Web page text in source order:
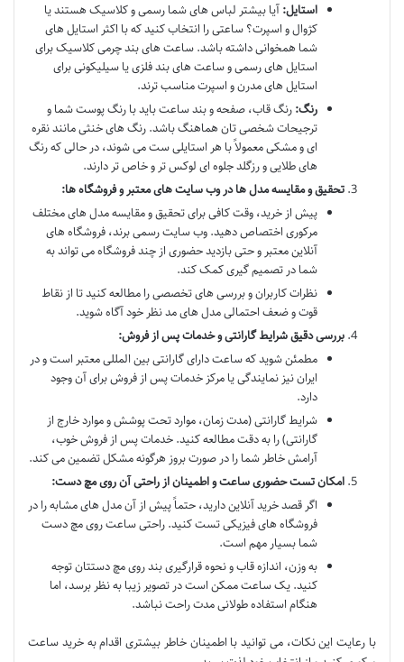
استایل: آیا بیشتر لباس های شما رسمی و کلاسیک هستند یا
کژوال و اسپرت؟ ساعتی را انتخاب کنید که با اکثر استایل های
شما همخوانی داشته باشد. ساعت های بند چرمی کلاسیک برای
استایل های رسمی و ساعت های بند فلزی یا سیلیکونی برای
استایل های مدرن و اسپرت مناسب ترند.
رنگ: رنگ قاب، صفحه و بند ساعت باید با رنگ پوست شما و
ترجیحات شخصی تان هماهنگ باشد. رنگ های خنثی مانند نقره
ای و مشکی معمولاً با هر استایلی ست می شوند، در حالی که رنگ
های طلایی و رزگلد جلوه ای لوکس تر و خاص تر دارند.
تحقیق و مقایسه مدل ها در وب سایت های معتبر و فروشگاه ها:
پیش از خرید، وقت کافی برای تحقیق و مقایسه مدل های مختلف
مرکوری اختصاص دهید. وب سایت رسمی برند، فروشگاه های
آنلاین معتبر و حتی بازدید حضوری از چند فروشگاه می تواند به
شما در تصمیم گیری کمک کند.
نظرات کاربران و بررسی های تخصصی را مطالعه کنید تا از نقاط
قوت و ضعف احتمالی مدل های مد نظر خود آگاه شوید.
بررسی دقیق شرایط گارانتی و خدمات پس از فروش:
مطمئن شوید که ساعت دارای گارانتی بین المللی معتبر است و در
ایران نیز نمایندگی یا مرکز خدمات پس از فروش برای آن وجود
دارد.
شرایط گارانتی (مدت زمان، موارد تحت پوشش و موارد خارج از
گارانتی) را به دقت مطالعه کنید. خدمات پس از فروش خوب،
آرامش خاطر شما را در صورت بروز هرگونه مشکل تضمین می کند.
امکان تست حضوری ساعت و اطمینان از راحتی آن روی مچ دست:
اگر قصد خرید آنلاین دارید، حتماً پیش از آن مدل های مشابه را در
فروشگاه های فیزیکی تست کنید. راحتی ساعت روی مچ دست
شما بسیار مهم است.
به وزن، اندازه قاب و نحوه قرارگیری بند روی مچ دستتان توجه
کنید. یک ساعت ممکن است در تصویر زیبا به نظر برسد، اما
هنگام استفاده طولانی مدت راحت نباشد.
با رعایت این نکات، می توانید با اطمینان خاطر بیشتری اقدام به خرید ساعت